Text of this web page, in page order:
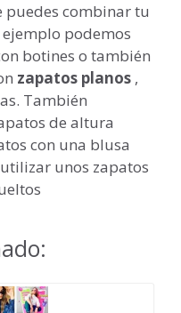
puedes combinar tu
podemos
botines o también
zapatos planos ,
También
de altura
con una blusa
unos zapatos